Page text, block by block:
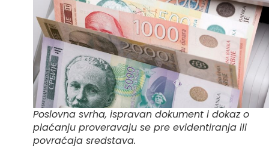
Poslovna svrha, ispravan dokument i dokaz o
plaćanju proveravaju se pre evidentiranja ili
povraćaja sredstava.